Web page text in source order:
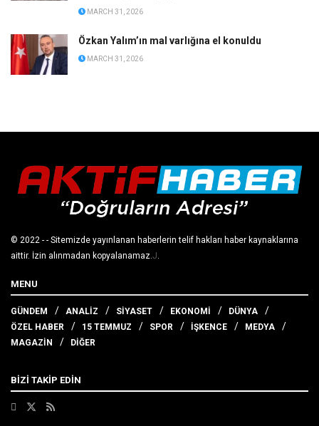
MARCH 31, 2026
Özkan Yalım’ın mal varlığına el konuldu
MARCH 31, 2026
© 2022 - - Sitemizde yayınlanan haberlerin telif hakları haber kaynaklarına
aittir. İzin alınmadan kopyalanamaz.J.
MENU
GÜNDEM ANALİZ SİYASET EKONOMİ
DÜNYA
ÖZEL HABER
15 TEMMUZ SPOR İŞKENCE
MEDYA
MAGAZİN
DİĞER
BİZİ TAKİP EDİN